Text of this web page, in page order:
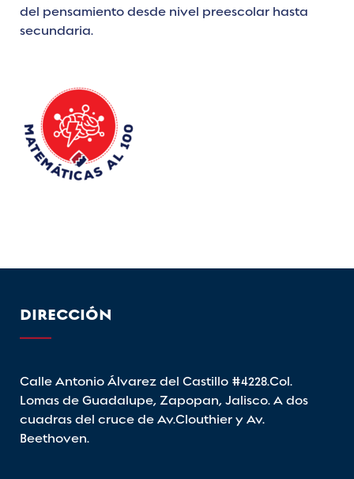
del pensamiento desde nivel preescolar hasta
secundaria.
DIRECCIÓN
Calle Antonio Álvarez del Castillo #4228.Col.
Lomas de Guadalupe, Zapopan, Jalisco. A dos
cuadras del cruce de Av.Clouthier y Av.
Beethoven.